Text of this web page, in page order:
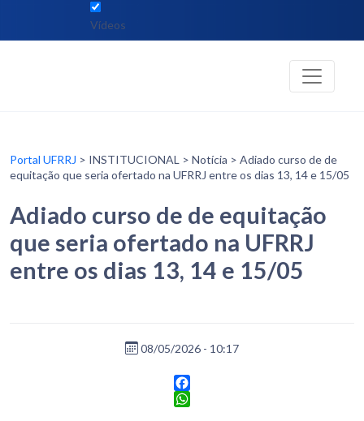
Vídeos
Portal UFRRJ > INSTITUCIONAL > Notícia > Adiado curso de de
equitação que seria ofertado na UFRRJ entre os dias 13, 14 e 15/05
Adiado curso de de equitação
que seria ofertado na UFRRJ
entre os dias 13, 14 e 15/05
08/05/2026 - 10:17
Facebook